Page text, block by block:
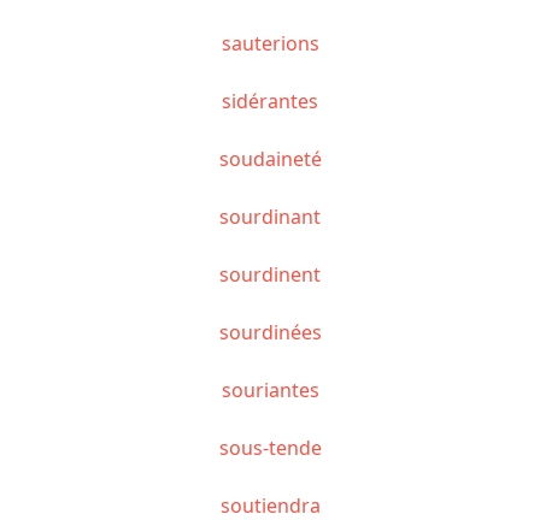
sauterions
sidérantes
soudaineté
sourdinant
sourdinent
sourdinées
souriantes
sous-tende
soutiendra